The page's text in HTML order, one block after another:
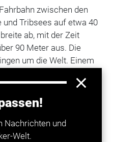
Nachrichten und
Welt.
zwischen den
Tribsees auf etwa 40
ab, mit der Zeit
90 Meter aus. Die
um die Welt. Einem
des Straßenabschnitts
und ein Absinken des
(tb/dpa)